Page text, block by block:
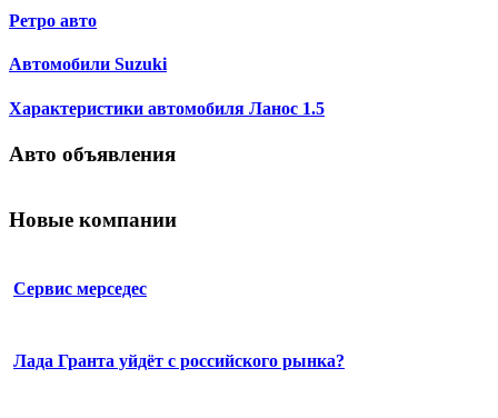
Ретро авто
Автомобили Suzuki
Характеристики автомобиля Ланос 1.5
Авто объявления
Новые компании
Сервис мерседес
Лада Гранта уйдёт с российского рынка?